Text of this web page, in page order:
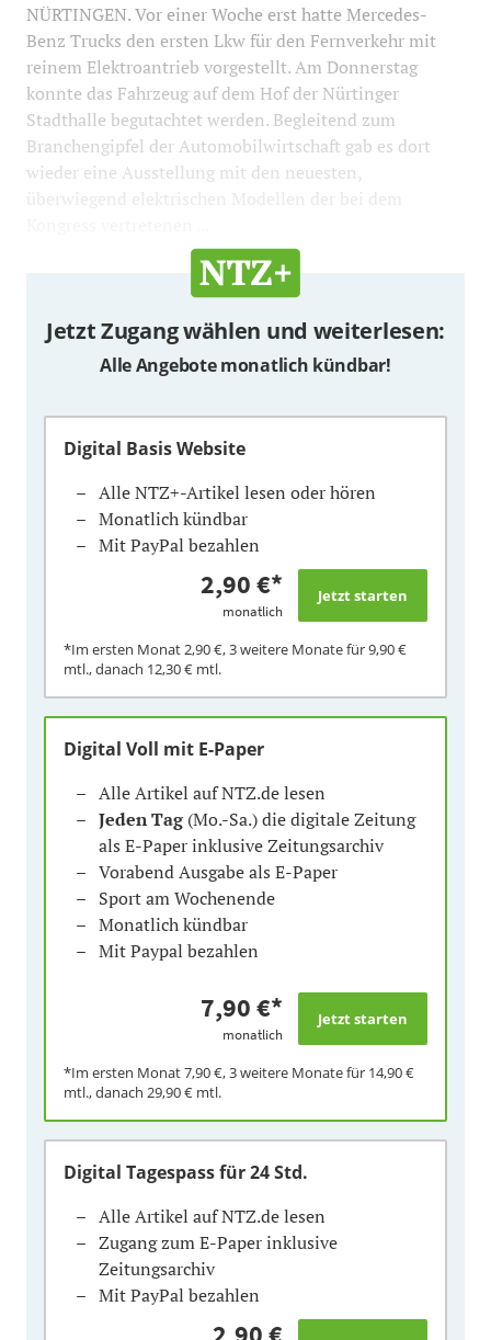
NÜRTINGEN. Vor einer Woche erst hatte Mercedes-
Benz Trucks den ersten Lkw für den Fernverkehr mit
reinem Elektroantrieb vorgestellt. Am Donnerstag
konnte das Fahrzeug auf dem Hof der Nürtinger
Stadthalle begutachtet werden. Begleitend zum
Branchengipfel der Automobilwirtschaft gab es dort
wieder eine Ausstellung mit den neuesten,
überwiegend elektrischen Modellen der bei dem
Jetzt Zugang wählen und weiterlesen:
Alle Angebote monatlich kündbar!
Digital Basis Website
Alle NTZ+-Artikel lesen oder hören
Monatlich kündbar
Mit PayPal bezahlen
2,90 €*
monatlich
*Im ersten Monat2,90 €, 3 weitere Monate für9,90 €
mtl., danach 12,30 € mtl.
Digital Voll mit E-Paper
Alle Artikel auf NTZ.de lesen
Jeden Tag(Mo.-Sa.) die digitale Zeitung
als E-Paper inklusive Zeitungsarchiv
Vorabend Ausgabe als E-Paper
Sport am Wochenende
Monatlich kündbar
Mit Paypal bezahlen
7,90 €*
monatlich
*Im ersten Monat7,90 €, 3 weitere Monate für 14,90 €
mtl., danach 29,90 € mtl.
Digital Tagespassfür 24 Std.
Alle Artikel auf NTZ.de lesen
Zugang zum E-Paper inklusive
Zeitungsarchiv
Mit PayPal bezahlen